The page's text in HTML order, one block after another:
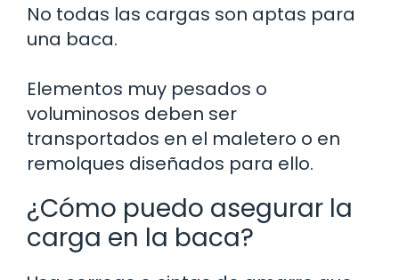
No todas las cargas son aptas para
una baca.
Elementos muy pesados o
voluminosos deben ser
transportados en el maletero o en
remolques diseñados para ello.
¿Cómo puedo asegurar la
carga en la baca?